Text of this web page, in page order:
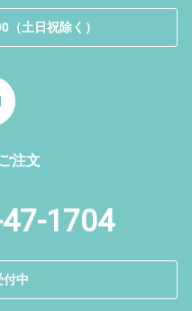
土日祝除く）
注文
1704
付中